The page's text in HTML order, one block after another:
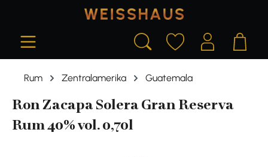
Rum Zentralamerika Guatemala
Ron Zacapa Solera Gran Reserva
Rum 40% vol. 0,70l